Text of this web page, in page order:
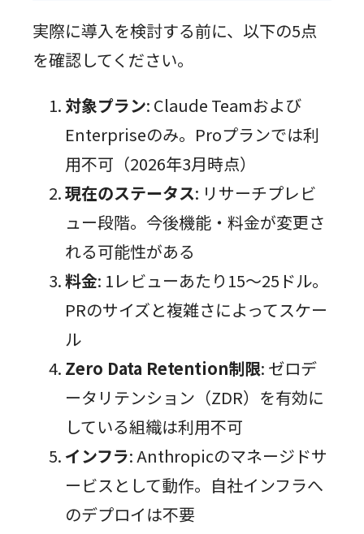
実際に導入を検討する前に、以下の5点
を確認してください。
対象プラン: Claude Teamおよび
Enterpriseのみ。Proプランでは利
用不可（2026年3月時点）
現在のステータス: リサーチプレビ
ュー段階。今後機能・料金が変更さ
れる可能性がある
料金: 1レビューあたり15〜25ドル。
PRのサイズと複雑さによってスケー
ル
Zero Data Retention制限: ゼロデ
ータリテンション（ZDR）を有効に
している組織は利用不可
インフラ: Anthropicのマネージドサ
ービスとして動作。自社インフラへ
のデプロイは不要